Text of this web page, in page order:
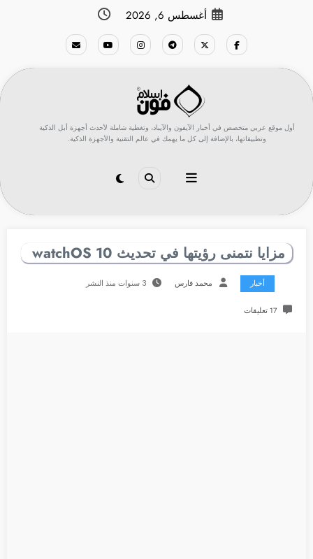
أغسطس 6, 2026
أول موقع عربي متخصص في أخبار الآيفون والآيباد، وتغطية شاملة لأحدث أجهزة أبل الذكية
وتطبيقاتها، بالإضافة إلى كل ما يهمك في عالم التقنية والأجهزة الذكية.
مزايا نتمنى رؤيتها في تحديث watchOS 10
أخبار محمد فارس 3 سنوات منذ النشر
17 تعليقات